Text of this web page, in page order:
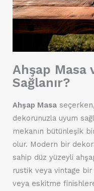
Ahşap Masa
Sağlanır?
Ahşap Masa
dekorunuzla uyum
mekanın bütünleşik
olur. Modern bir
sahip düz yüzeyli
rustik veya vintage bir
veya eskitme